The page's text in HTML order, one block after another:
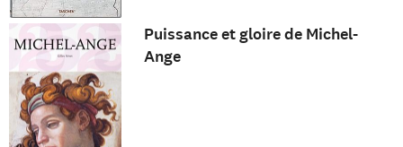
Puissance et gloire de Michel-
Ange